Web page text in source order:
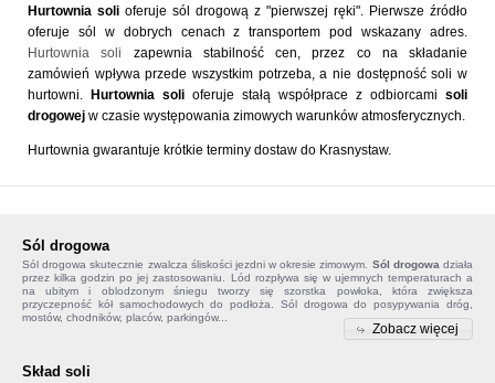
Hurtownia soli oferuje sól drogową z "pierwszej ręki". Pierwsze źródło
oferuje sól w dobrych cenach z transportem pod wskazany adres.
Hurtownia soli zapewnia stabilność cen, przez co na składanie
zamówień wpływa przede wszystkim potrzeba, a nie dostępność soli w
hurtowni.
Hurtownia soli oferuje stałą współprace z odbiorcami soli
drogowej w czasie występowania zimowych warunków atmosferycznych.
Hurtownia gwarantuje krótkie terminy dostaw do Krasnystaw.
Sól drogowa
Sól drogowa skutecznie zwalcza śliskości jezdni w okresie zimowym. Sól drogowa działa
przez kilka godzin po jej zastosowaniu. Lód rozpływa się w ujemnych temperaturach a
na ubitym i oblodzonym śniegu tworzy się szorstka powłoka, która zwiększa
przyczepność kół samochodowych do podłoża. Sól drogowa do posypywania dróg,
mostów, chodników, placów, parkingów...
Zobacz więcej
Skład soli